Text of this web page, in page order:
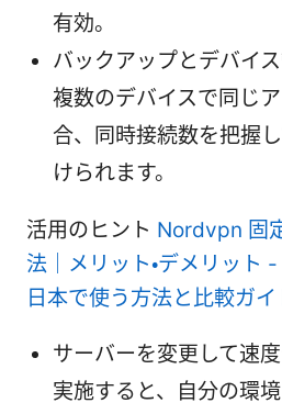
有効。
バックアップとデバイ
複数のデバイスで同じ
合、同時接続数を把握
けられます。
活用のヒント Nordvpn 固
法｜メリット・デメリット
日本で使う方法と比較ガイ
サーバーを変更して速
実施すると、自分の環